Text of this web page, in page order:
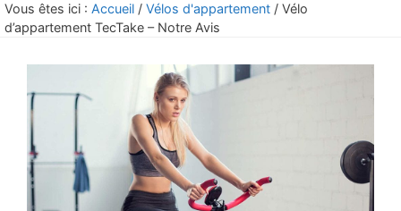
Vous êtes ici : Accueil / Vélos d'appartement / Vélo
d’appartement TecTake – Notre Avis